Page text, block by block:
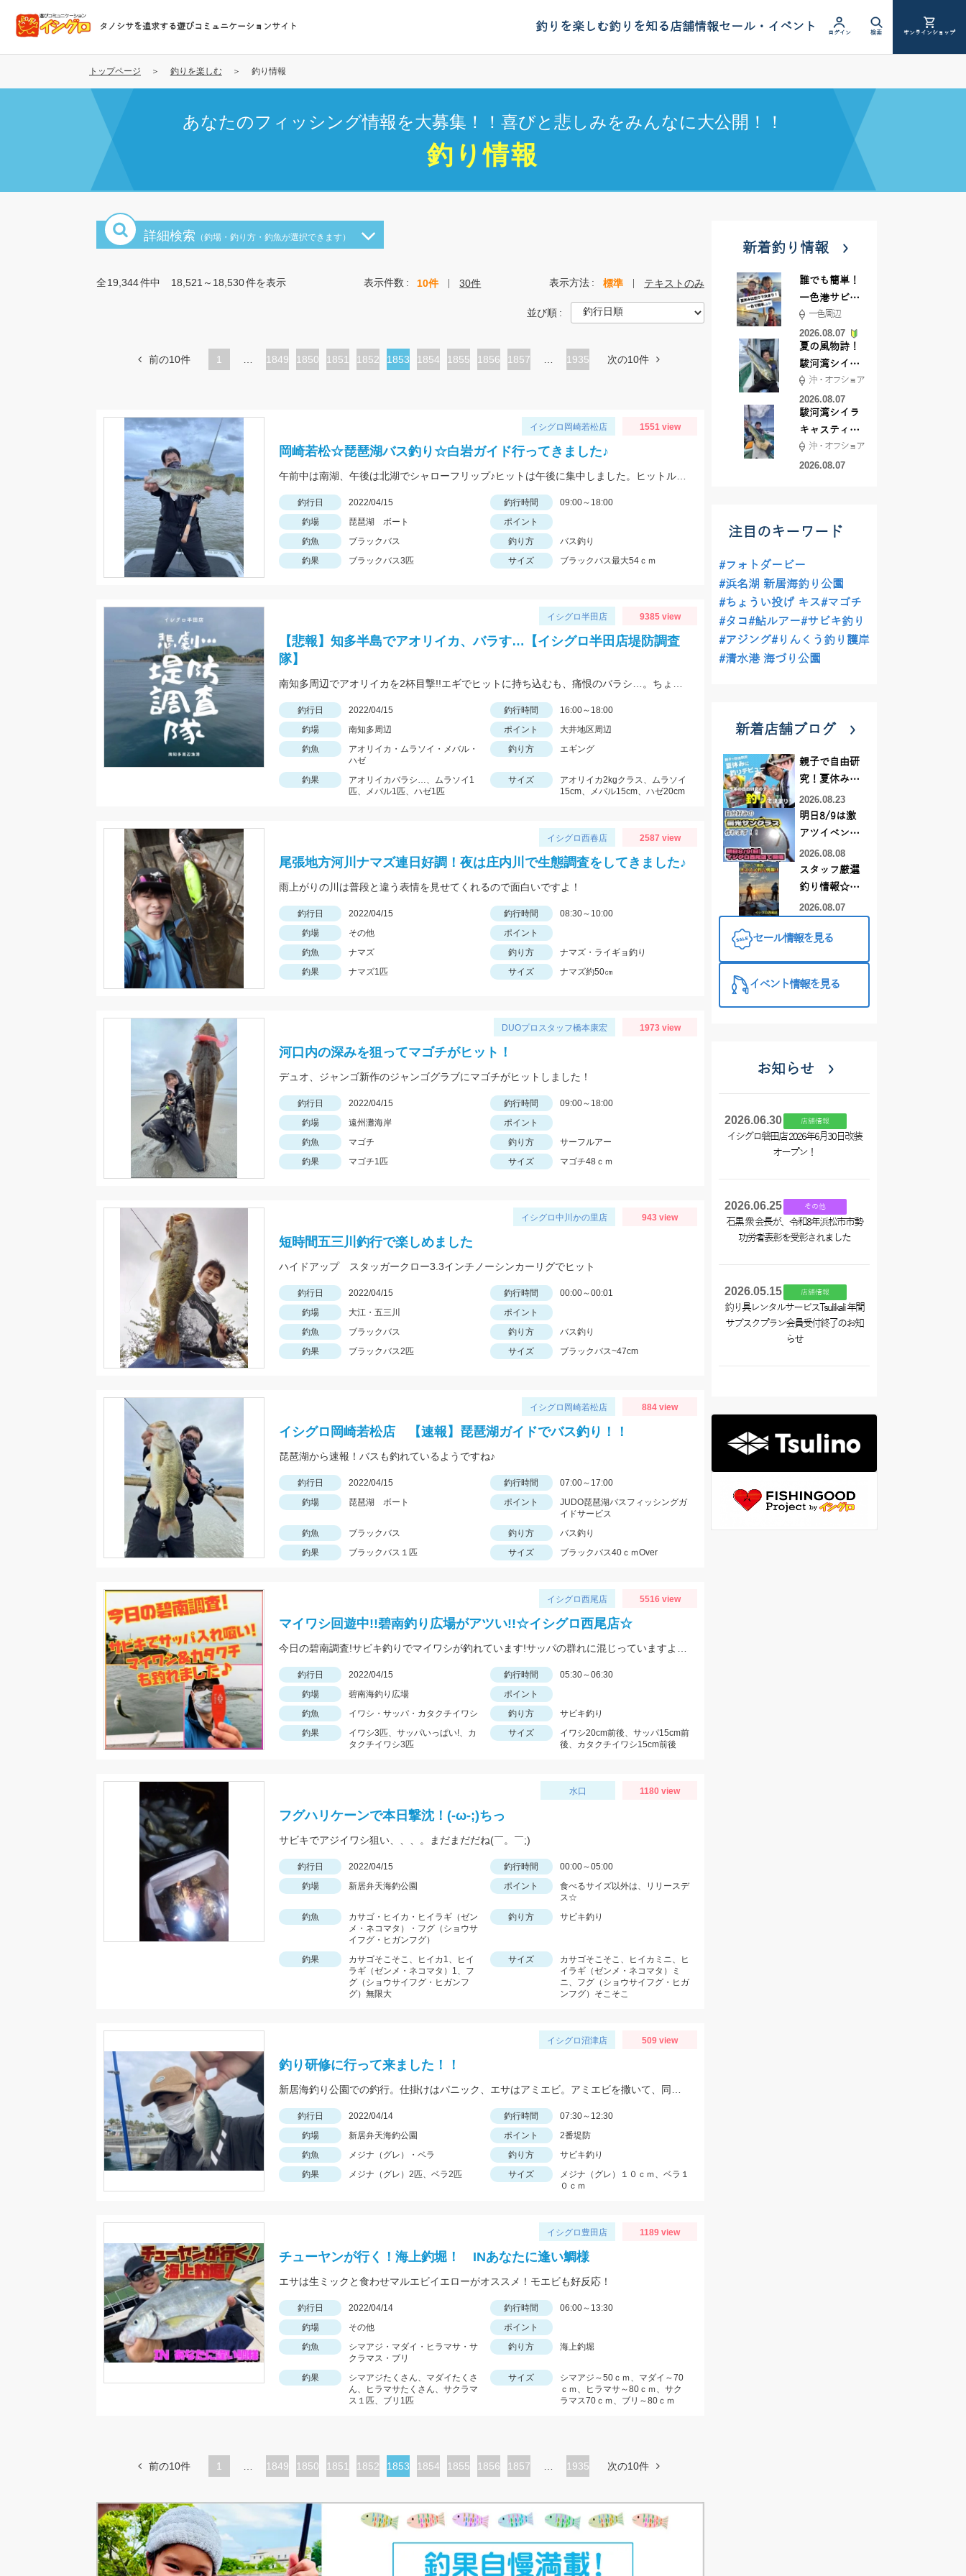
コ
テ
タノシサを追求する遊びコミュニケーションサイト 釣りを楽しむ釣りを知る店舗情報セール・イベント ログイン 検索 オンラインショップ
トップページ 釣りを楽しむ 釣り情報
あなたのフィッシング情報を大募集！！喜びと悲しみをみんなに大公開！！
釣り情報
詳細検索 （釣場・釣り方・釣魚が選択できます）
全19,344件中 18,521～18,530件を表示 表示件数 10件 30件 表示方法 標準 テキストのみ
並び順
前の10件 1
ペ
1849
ペ
1850
ペ
1851
ペ
1852
カ
ペ
1853
ペ
1854
ペ
1855
ペ
1856
ペ
1857 1935 次の10件
イシグロ岡崎若松店 1551 view
岡崎若松☆琵琶湖バス釣り☆白岩ガイド行ってきました♪
釣行日 2022/04/15 釣行時間
09:00～18:00
釣場
琵琶湖 ボート
ポイント
釣魚
ブラックバス 釣り方
バス釣り
釣果
ブラックバス3匹 サイズ ブラックバス最大54ｃｍ
イシグロ半田店 9385 view
【悲報】知多半島でアオリイカ、バラす…【イシグロ半田店堤防調査
隊】
釣行日 2022/04/15 釣行時間
16:00～18:00
釣場
南知多周辺 ポイント
大井地区周辺
釣魚
アオリイカ・ムラソイ・メバル・
ハゼ
釣り方 エギング
釣果
アオリイカバラシ…、ムラソイ1
匹、メバル1匹、ハゼ1匹
サイズ
アオリイカ2kgクラス、ムラソイ
15cm、メバル15cm、ハゼ20cm
イシグロ西春店 2587 view
尾張地方河川ナマズ連日好調！夜は庄内川で生態調査をしてきました♪
雨上がりの川は普段と違う表情を見せてくれるので面白いですよ！
釣行日 2022/04/15 釣行時間
08:30～10:00
釣場
その他
ポイント
釣魚
ナマズ 釣り方
ナマズ・ライギョ釣り
釣果
ナマズ1匹 サイズ ナマズ約50㎝
DUOプロスタッフ橋本康宏 1973 view
河口内の深みを狙ってマゴチがヒット！
デュオ、ジャンゴ新作のジャンゴグラブにマゴチがヒットしました！
釣行日 2022/04/15 釣行時間
09:00～18:00
釣場
遠州灘海岸
ポイント
釣魚
マゴチ 釣り方
サーフルアー
釣果
マゴチ1匹 サイズ マゴチ48ｃｍ
イシグロ中川かの里店 943 view
短時間五三川釣行で楽しめました
ハイドアップ スタッガークロー3.3インチノーシンカーリグでヒット
釣行日 2022/04/15 釣行時間
00:00～00:01
釣場
大江・五三川
ポイント
釣魚
ブラックバス 釣り方
バス釣り
釣果
ブラックバス2匹 サイズ ブラックバス~47cm
イシグロ岡崎若松店 884 view
イシグロ岡崎若松店 【速報】琵琶湖ガイドでバス釣り！！
琵琶湖から速報！バスも釣れているようですね♪
釣行日 2022/04/15 釣行時間
07:00～17:00
釣場
琵琶湖 ボート ポイント
JUDO琵琶湖バスフィッシングガ
イドサービス
釣魚
ブラックバス 釣り方
バス釣り
釣果
ブラックバス１匹 サイズ ブラックバス40ｃｍOver
イシグロ西尾店 5516 view
マイワシ回遊中!!碧南釣り広場がアツい!!☆イシグロ西尾店☆
釣行日 2022/04/15 釣行時間
05:30～06:30
釣場
碧南海釣り広場
ポイント
釣魚
イワシ・サッパ・カタクチイワシ 釣り方
サビキ釣り
釣果
イワシ3匹、サッパいっぱい!、カ
タクチイワシ3匹
サイズ
イワシ20cm前後、サッパ15cm前
後、カタクチイワシ15cm前後
水口 1180 view
フグハリケーンで本日撃沈！(-ω-;)ちっ
サビキでアジイワシ狙い、、、。まだまだだね(￣。￣;)
釣行日 2022/04/15 釣行時間
00:00～05:00
釣場
新居弁天海釣公園 ポイント
食べるサイズ以外は、リリースデ
ス☆
釣魚
カサゴ・ヒイカ・ヒイラギ（ゼン
メ・ネコマタ）・フグ（ショウサ
イフグ・ヒガンフグ）
釣り方 サビキ釣り
釣果
カサゴそこそこ、ヒイカ1、ヒイ
ラギ（ゼンメ・ネコマタ）1、フ
グ（ショウサイフグ・ヒガンフ
グ）無限大
サイズ
カサゴそこそこ、ヒイカミニ、ヒ
イラギ（ゼンメ・ネコマタ）ミ
ニ、フグ（ショウサイフグ・ヒガ
ンフグ）そこそこ
イシグロ沼津店 509 view
釣り研修に行って来ました！！
釣行日 2022/04/14 釣行時間
07:30～12:30
釣場
新居弁天海釣公園 ポイント
2番堤防
釣魚
メジナ（グレ）・ベラ 釣り方
サビキ釣り
釣果
メジナ（グレ）2匹、ベラ2匹 サイズ
メジナ（グレ）１０ｃｍ、ベラ１
０ｃｍ
イシグロ豊田店 1189 view
チューヤンが行く！海上釣堀！ INあなたに逢い鯛様
エサは生ミックと食わせマルエビイエローがオススメ！モエビも好反応！
釣行日 2022/04/14 釣行時間
06:00～13:30
釣場
その他
ポイント
釣魚
シマアジ・マダイ・ヒラマサ・サ
クラマス・ブリ
釣り方 海上釣堀
釣果
シマアジたくさん、マダイたくさ
ん、ヒラマサたくさん、サクラマ
ス１匹、ブリ1匹
サイズ
シマアジ～50ｃｍ、マダイ～70
ｃｍ、ヒラマサ～80ｃｍ、サク
ラマス70ｃｍ、ブリ～80ｃｍ
前の10件 1
ペ
1849
ペ
ジ
1850
ペ
1851
ペ
1852
カ
ト
1853
ペ
1854
ペ
1855
ペ
1856
ペ
1857 1935 次の10件
新着釣り情報
誰でも簡単！
一色港サビキ
＆ちょい投げ
一色周辺
2026.08.07
夏の風物詩！
駿河湾シイラ
キャスティン
グ行ってきま
した！！
沖・オフショア
2026.08.07
駿河湾シイラ
キャスティン
グ行ってきま
した！
沖・オフショア
2026.08.07
注目のキーワード
#フォトダービー
#浜名湖 新居海釣り公園
#ちょうい投げ キス#マゴチ
#タコ#鮎ルアー#サビキ釣り
#アジング#りんくう釣り護岸
#清水港 海づり公園
新着店舗ブログ
親子で自由研
究！夏休みに
釣りデビュー
2026.08.23
明日8/9は激
アツイベント
日！！！～オ
ーダー偏光グ
ラス受注会～
2026.08.08
スタッフ厳選
釣り情報☆彡
連休は何釣り
♪【イシグロ
2026.08.07
セール情報を見る
イベント情報を見る
お知らせ
2026.06.30 店舗情報
イシグロ磐田店 2026年6月30日改装
オープン！
2026.06.25 その他
石黒 衆 会長が、令和8年浜松市市勢
功労者表彰を受彰されました
2026.05.15 店舗情報
釣り具レンタルサービスTsulikali 年間
サブスクプラン会員受付終了のお知
らせ